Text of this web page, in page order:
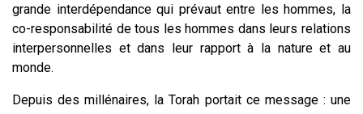
grande interdépendance qui prévaut entre les hommes, la
co-responsabilité de tous les hommes dans leurs relations
interpersonnelles et dans leur rapport à la nature et au
monde.
Depuis des millénaires, la Torah portait ce message : une